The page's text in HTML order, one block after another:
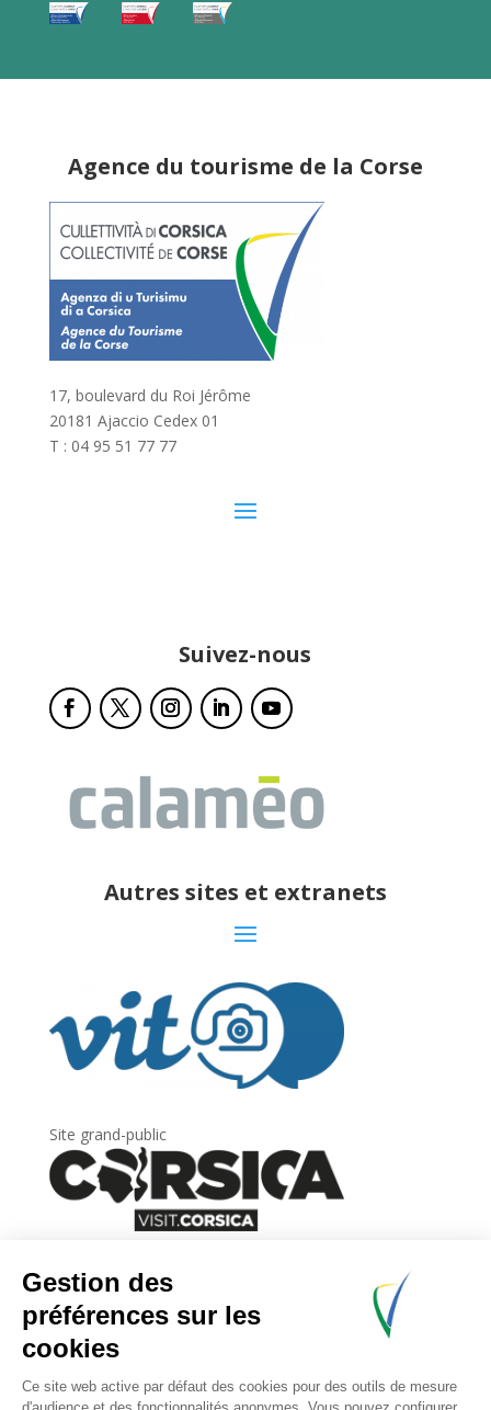
Agence du tourisme de la Corse
17, boulevard du Roi Jérôme
20181 Ajaccio Cedex 01
T : 04 95 51 77 77
Suivez-nous
Autres sites et extranets
Site grand-public
Newsletter
Inscrivez-vous àla lettre d’information
l’Agence du tourisme de la Corse.